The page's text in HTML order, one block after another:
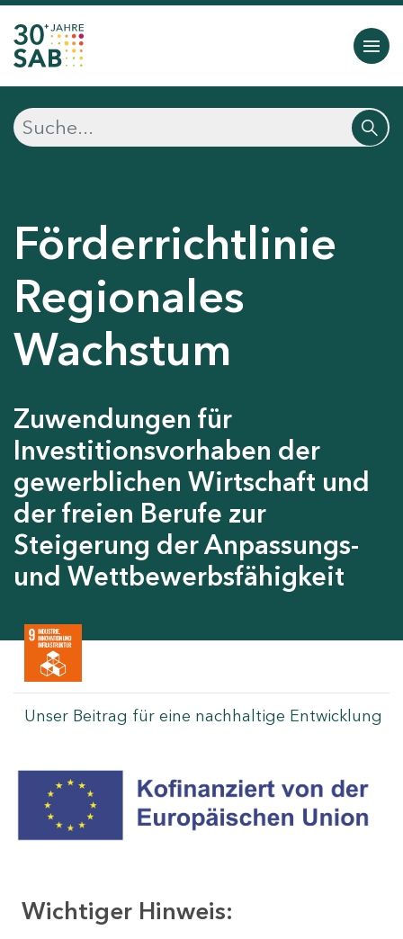
Förderrichtlinie
Regionales
Wachstum
Zuwendungen für
Investitionsvorhaben der
gewerblichen Wirtschaft und
der freien Berufe zur
Steigerung der Anpassungs-
und Wettbewerbsfähigkeit
Unser Beitrag für eine nachhaltige Entwicklung
Wichtiger Hinweis: